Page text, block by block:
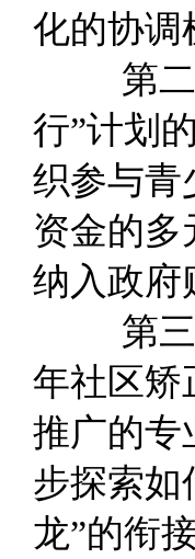
化的协调
第
行”计划 的
织参与青
资金的多
纳入政府
第
年社区矫
推广的专
步探索如
龙”的衔